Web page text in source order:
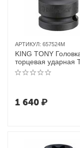
АРТИКУЛ: 657524M
KING TONY
торцевая ударная
Е-стандарт 3/4",
56 мм
1 640₽